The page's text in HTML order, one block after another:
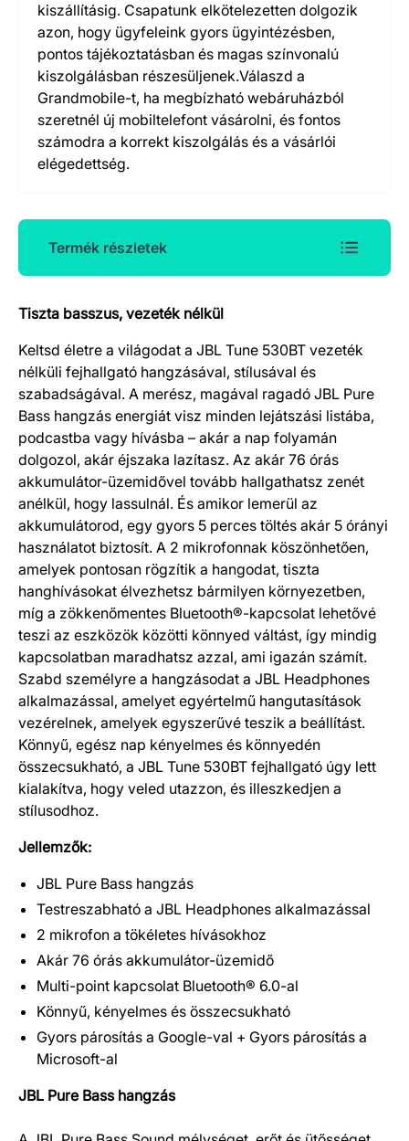
kiszállításig. Csapatunk elkötelezetten dolgozik
azon, hogy ügyfeleink gyors ügyintézésben,
pontos tájékoztatásban és magas színvonalú
kiszolgálásban részesüljenek.Válaszd a
Grandmobile-t, ha megbízható webáruházból
szeretnél új mobiltelefont vásárolni, és fontos
számodra a korrekt kiszolgálás és a vásárlói
elégedettség.
Termék részletek
Termék részletek
Tiszta basszus, vezeték nélkül
Keltsd életre a világodat a JBL Tune 530BT vezeték
nélküli fejhallgató hangzásával, stílusával és
szabadságával. A merész, magával ragadó JBL Pure
Bass hangzás energiát visz minden lejátszási listába,
podcastba vagy hívásba – akár a nap folyamán
dolgozol, akár éjszaka lazítasz. Az akár 76 órás
akkumulátor-üzemidővel tovább hallgathatsz zenét
anélkül, hogy lassulnál. És amikor lemerül az
akkumulátorod, egy gyors 5 perces töltés akár 5 órányi
használatot biztosít. A 2 mikrofonnak köszönhetően,
amelyek pontosan rögzítik a hangodat, tiszta
hanghívásokat élvezhetsz bármilyen környezetben,
míg a zökkenőmentes Bluetooth®-kapcsolat lehetővé
teszi az eszközök közötti könnyed váltást, így mindig
kapcsolatban maradhatsz azzal, ami igazán számít.
Szabd személyre a hangzásodat a JBL Headphones
alkalmazással, amelyet egyértelmű hangutasítások
vezérelnek, amelyek egyszerűvé teszik a beállítást.
Könnyű, egész nap kényelmes és könnyedén
összecsukható, a JBL Tune 530BT fejhallgató úgy lett
kialakítva, hogy veled utazzon, és illeszkedjen a
stílusodhoz.
Jellemzők:
JBL Pure Bass hangzás
Testreszabható a JBL Headphones alkalmazással
2 mikrofon a tökéletes hívásokhoz
Akár 76 órás akkumulátor-üzemidő
Multi-point kapcsolat Bluetooth® 6.0-al
Könnyű, kényelmes és összecsukható
Gyors párosítás a Google-val + Gyors párosítás a
Microsoft-al
JBL Pure Bass hangzás